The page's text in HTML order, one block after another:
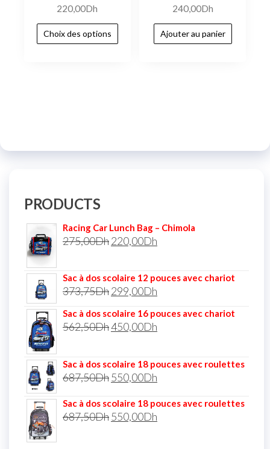
220,00Dh
Choix des options
240,00Dh
Ajouter au panier
PRODUCTS
Racing Car Lunch Bag – Chimola
275,00Dh220,00Dh
Sac à dos scolaire 12 pouces avec chariot
373,75Dh299,00Dh
Sac à dos scolaire 16 pouces avec chariot
562,50Dh450,00Dh
Sac à dos scolaire 18 pouces avec roulettes
687,50Dh550,00Dh
Sac à dos scolaire 18 pouces avec roulettes
687,50Dh550,00Dh